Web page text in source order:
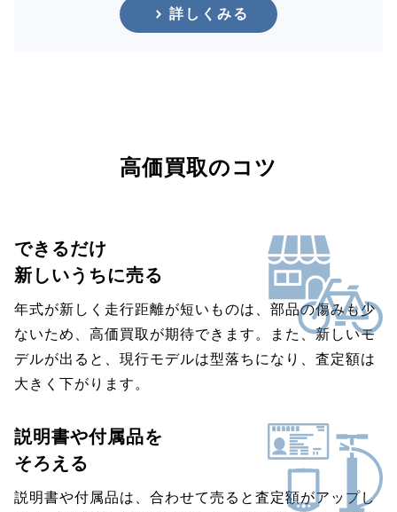
詳しくみる
高価買取のコツ
できるだけ
新しいうちに売る
年式が新しく走行距離が短いものは、部品の傷みも少
ないため、高価買取が期待できます。また、新しいモ
デルが出ると、現行モデルは型落ちになり、査定額は
大きく下がります。
説明書や付属品を
そろえる
説明書や付属品は、合わせて売ると査定額がアップし